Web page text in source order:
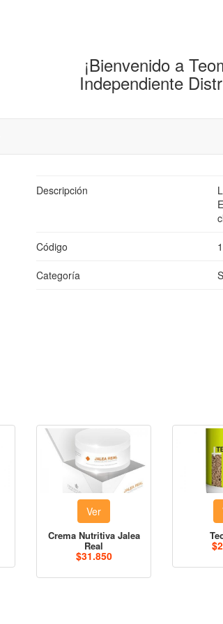
¡Bienvenido a
Independiente
Descripción
Código
Categoría
Ver
Crema Nutritiva Jalea
Real
$31.850